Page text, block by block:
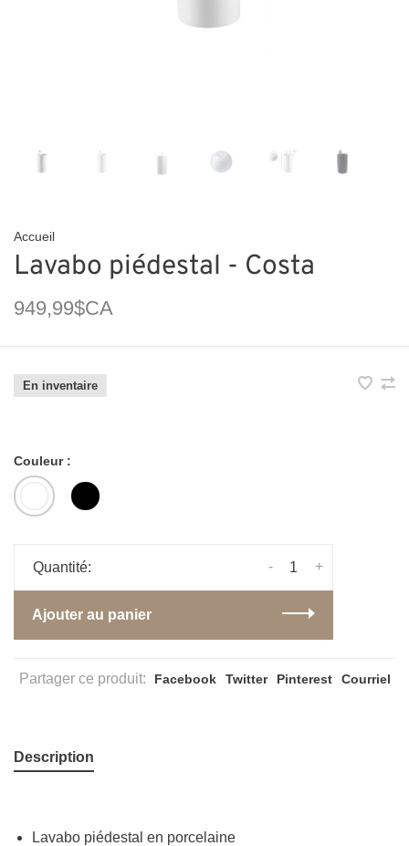
Accueil
Lavabo piédestal - Costa
949,99$CA
En inventaire
Couleur :
Quantité: +
-
Ajouter au panier
Partager ce produit: Facebook Twitter Pinterest Courriel
Description
Lavabo piédestal en porcelaine